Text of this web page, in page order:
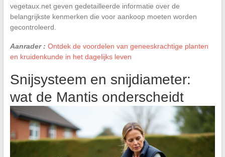
vegetaux.net geven gedetailleerde informatie over de
belangrijkste kenmerken die voor aankoop moeten worden
gecontroleerd.
Aanrader : Ontdek de voordelen van geneeskrachtige planten
en kruidenkunde in het dagelijks leven
Snijsysteem en snijdiameter:
wat de Mantis onderscheidt